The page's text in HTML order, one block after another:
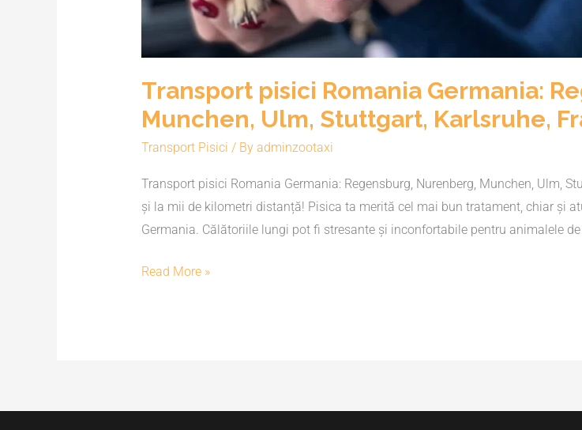
Transport pisici Romania Germania:
Munchen, Ulm, Stuttgart, Karlsruhe,
Transport Pisici / By adminzootaxi
Transport pisici Romania Germania: Regensburg, Nurenberg, Munchen, Ulm,
și la mii de kilometri distanță! Pisica ta merită cel mai bun tratament, chiar și
Germania. Călătoriile lungi pot fi stresante și inconfortabile pentru animalele
Read More »